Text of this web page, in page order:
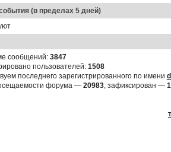
(в пределах 5 дней)
сообщений: 3847
пользователей: 1508
последнего зарегистрированного по имени
форума — 20983, зафиксирован —